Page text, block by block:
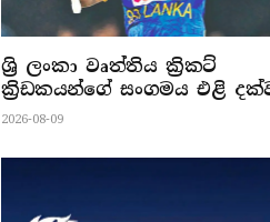
ශ්‍රි ලංකා වෘත්තිය ක්‍රිකට්
ක්‍රිඩකයන්ගේ සංගමය එළි
2026-08-09